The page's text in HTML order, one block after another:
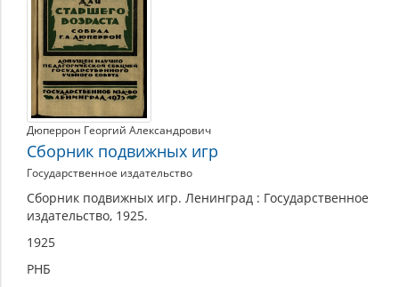
Дюперрон Георгий Александрович
Сборник подвижных игр
Государственное издательство
Сборник подвижных игр. Ленинград : Государственное
издательство, 1925.
1925
РНБ